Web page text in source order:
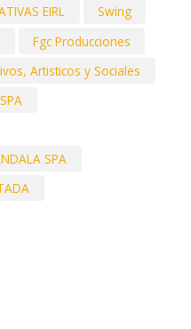
EIRL
Swing
Fgc Producciones
Artisticos y Sociales
SPA